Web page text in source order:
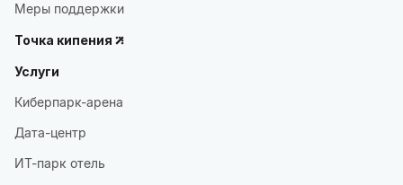
Меры поддержки
Точка кипения
Услуги
Киберпарк-арена
Дата-центр
ИТ-парк отель